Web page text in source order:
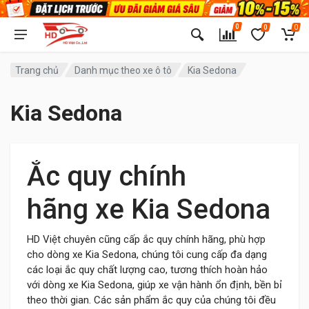
0 0 0
Trang chủ Danh mục theo xe ô tô Kia Sedona
Kia Sedona
Ắc quy chính
hãng xe Kia Sedona
HD Việt chuyên cũng cấp ắc quy chính hãng, phù hợp
cho dòng xe Kia Sedona, chúng tôi cung cấp đa dạng
các loại ắc quy chất lượng cao, tương thích hoàn hảo
với dòng xe Kia Sedona, giúp xe vận hành ổn định, bền bỉ
theo thời gian. Các sản phẩm ắc quy của chúng tôi đều